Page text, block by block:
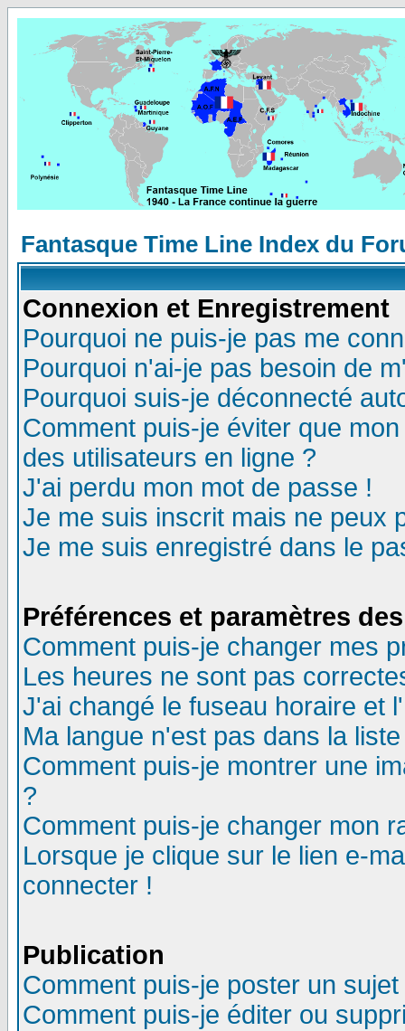
Fantasque Time Line Index du
Connexion et Enregistrement
Pourquoi ne puis-je pas me
Pourquoi n'ai-je pas besoin de
Pourquoi suis-je déconnecté
Comment puis-je éviter que
des utilisateurs en ligne ?
J'ai perdu mon mot de passe !
Je me suis inscrit mais ne peux
Je me suis enregistré dans le
Préférences et paramètres
Comment puis-je changer mes
Les heures ne sont pas
J'ai changé le fuseau horaire et
Ma langue n'est pas dans la
Comment puis-je montrer une
?
Comment puis-je changer mon
Lorsque je clique sur le lien e-
connecter !
Publication
Comment puis-je poster un
Comment puis-je éditer ou